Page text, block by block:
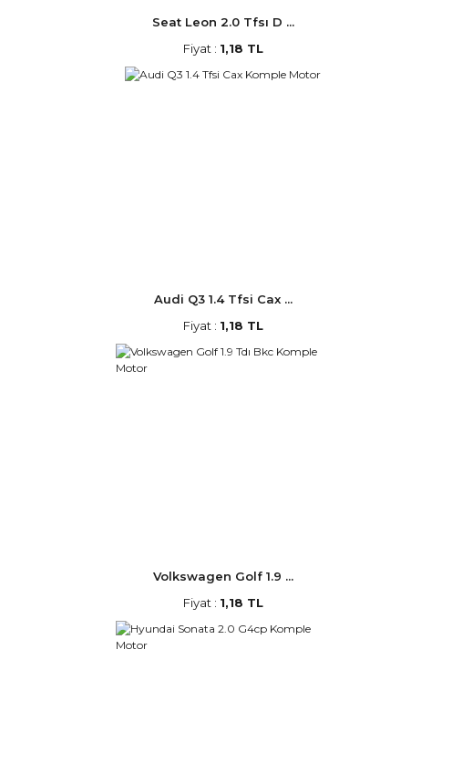
Seat Leon 2.0 Tfsı D ...
Fiyat : 1,18 TL
Audi Q3 1.4 Tfsi Cax ...
Fiyat : 1,18 TL
Volkswagen Golf 1.9 ...
Fiyat : 1,18 TL